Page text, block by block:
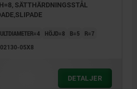
SÄTTHÄRDNINGSSTÅL
HÖJD=8 B=5 R=7
02130-05X8
DETALJER